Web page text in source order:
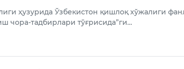
ҳузурида Ўзбекистон қишлоқ хўжалиги
чора-тадбирлари тўғрисида”ги…